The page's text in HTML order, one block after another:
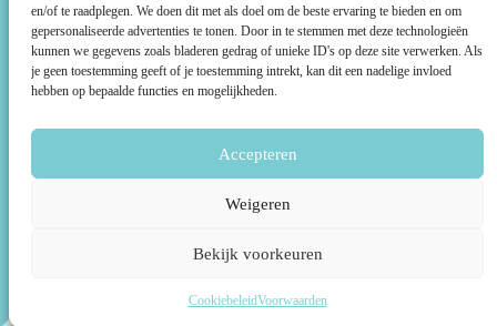
en/of te raadplegen. We doen dit met als doel om de beste ervaring te bieden en om
gepersonaliseerde advertenties te tonen. Door in te stemmen met deze technologieën
kunnen we gegevens zoals bladeren gedrag of unieke ID's op deze site verwerken. Als
je geen toestemming geeft of je toestemming intrekt, kan dit een nadelige invloed
hebben op bepaalde functies en mogelijkheden.
Accepteren
Weigeren
Bekijk voorkeuren
CookiebeleidVoorwaarden
muisjes Nederland Piraat politie
Prikkers Prinsessen Ridder roze rozen
ruitjes Schild smiley Social media
Uil unicorn
Over Print je Traktatie|
©2026 Print je Traktatie- Gemaakt door Webarctic